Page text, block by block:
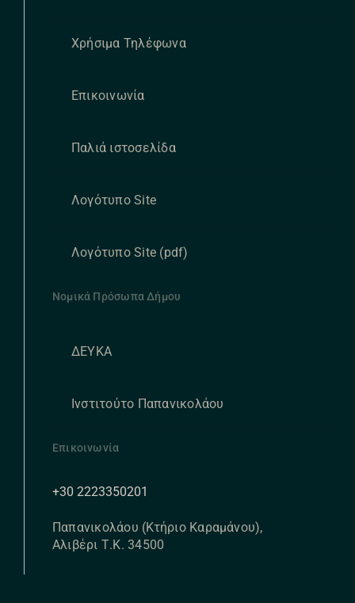
Χρήσιμα Τηλέφωνα
Επικοινωνία
Παλιά ιστοσελίδα
Λογότυπο Site
Λογότυπο Site (pdf)
Νομικά Πρόσωπα Δήμου
ΔΕΥΚΑ
Ινστιτούτο Παπανικολάου
Επικοινωνία
+30 2223350201
Παπανικολάου (Κτήριο Καραμάνου),
Αλιβέρι Τ.Κ. 34500